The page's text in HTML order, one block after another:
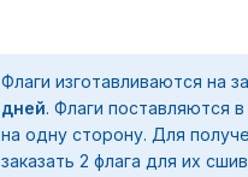
Флаги изготавливаются на
дней. Флаги поставляются
на одну сторону. Для
заказать 2 флага для их